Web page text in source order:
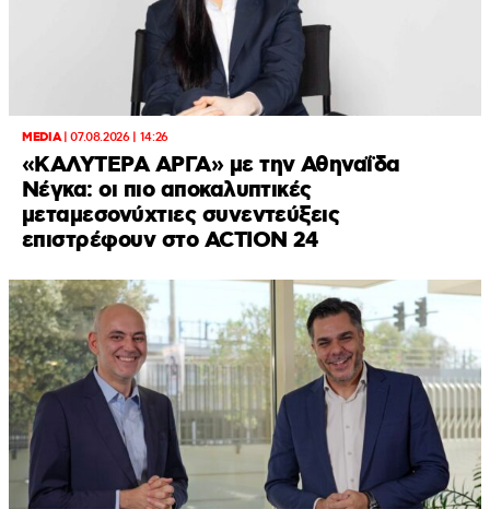
MEDIA|07.08.2026 | 14:26
«ΚΑΛΥΤΕΡΑ ΑΡΓΑ» με την Αθηναΐδα
Νέγκα: οι πιο αποκαλυπτικές
μεταμεσονύχτιες συνεντεύξεις
επιστρέφουν στο ACTION 24